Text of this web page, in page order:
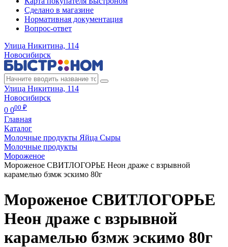
Сделано в магазине
Нормативная документация
Вопрос-ответ
Улица Никитина, 114
Новосибирск
Улица Никитина, 114
Новосибирск
0 000 ₽
Главная
Каталог
Молочные продукты Яйца Сыры
Молочные продукты
Мороженое
Мороженое СВИТЛОГОРЬЕ Неон драже с взрывной
карамелью бзмж эскимо 80г
Мороженое СВИТЛОГОРЬЕ
Неон драже с взрывной
карамелью бзмж эскимо 80г